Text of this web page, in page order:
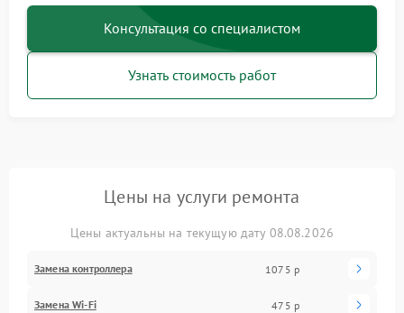
Консультация со специалистом
Узнать стоимость работ
Цены на услуги ремонта
Цены актуальны на текущую дату 08.08.2026
Замена контроллера 1075 р
Замена Wi-Fi 475 р